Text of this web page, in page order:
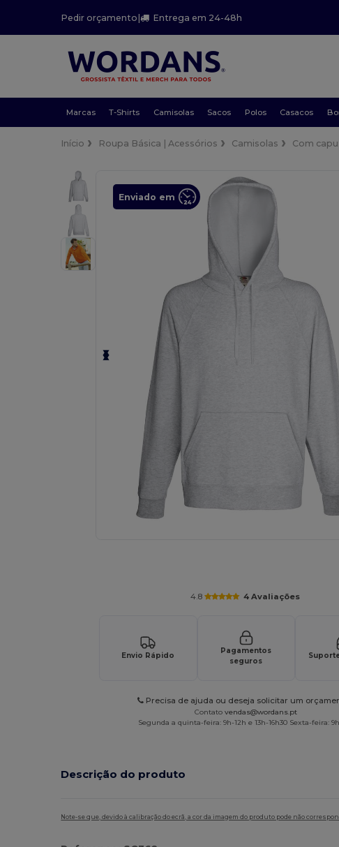
Pedir orçamento| Entrega em 24-48h
Marcas T-Shirts Camisolas Sacos Polos Casacos
Início Roupa Básica | Acessórios Camisolas Com
Enviado em
4.8 4 Avaliações
Envio Rápido
Pagamentos
seguros
Precisa de ajuda ou deseja solicitar um
Contatovendas@wordans.pt
Segunda a quinta-feira: 9h-12h e 13h-16h30 Sexta-feira:
Descrição do produto
Note-se que, devido à calibração do ecrã, a cor da imagem do produto pode não